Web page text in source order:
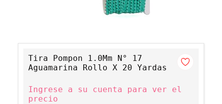
Tira Pompon 1.0Mm N° 17
Aguamarina Rollo X 20 Yardas
Ingrese a su cuenta para ver el
precio